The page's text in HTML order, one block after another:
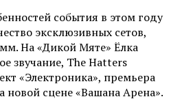
события в этом году
эксклюзивных сетов,
На «Дикой Мяте» Ёлка
звучание, The Hatters
«Электроника», премьера
новой сцене «Вашана Арена».